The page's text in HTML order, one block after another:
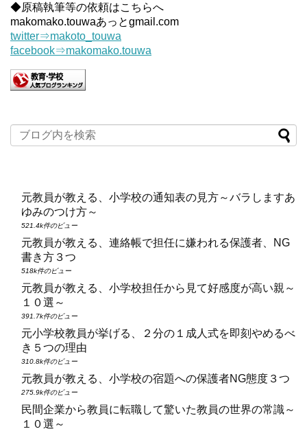
◆原稿執筆等の依頼はこちらへ
makomako.touwaあっとgmail.com
twitter⇒makoto_touwa
facebook⇒makomako.touwa
元教員が教える、小学校の通知表の見方～バラしますあ
ゆみのつけ方～
521.4k件のビュー
元教員が教える、連絡帳で担任に嫌われる保護者、NG
書き方３つ
518k件のビュー
元教員が教える、小学校担任から見て好感度が高い親～
１０選～
391.7k件のビュー
元小学校教員が挙げる、２分の１成人式を即刻やめるべ
き５つの理由
310.8k件のビュー
元教員が教える、小学校の宿題への保護者NG態度３つ
275.9k件のビュー
民間企業から教員に転職して驚いた教員の世界の常識～
１０選～